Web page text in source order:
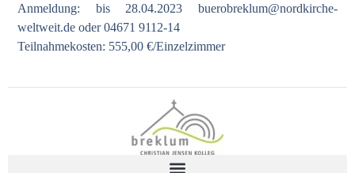
Anmeldung: bis 28.04.2023 buerobreklum@nordkirche-
weltweit.de oder 04671 9112-14
Teilnahmekosten: 555,00 €/Einzelzimmer